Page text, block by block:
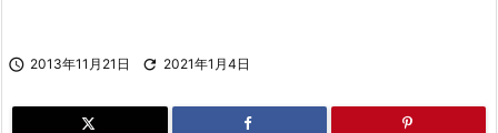
 2013年11月21日  2021年1月4日